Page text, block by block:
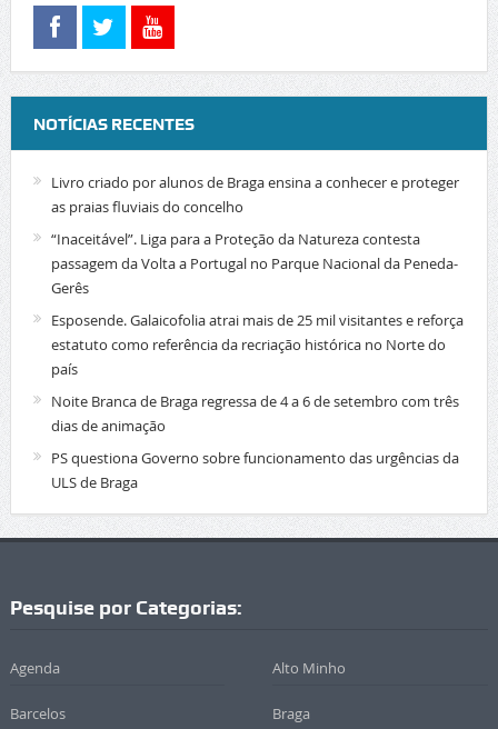
NOTÍCIAS RECENTES
Livro criado por alunos de Braga ensina a conhecer e proteger
as praias fluviais do concelho
“Inaceitável”. Liga para a Proteção da Natureza contesta
passagem da Volta a Portugal no Parque Nacional da Peneda-
Gerês
Esposende. Galaicofolia atrai mais de 25 mil visitantes e reforça
estatuto como referência da recriação histórica no Norte do
país
Noite Branca de Braga regressa de 4 a 6 de setembro com três
dias de animação
PS questiona Governo sobre funcionamento das urgências da
ULS de Braga
Pesquise por Categorias:
Agenda Alto Minho
Barcelos Braga